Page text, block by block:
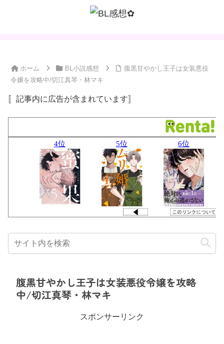
ホーム BL小説感想
腹黒甘やかし王子は女装悪役
令嬢を攻略中/切江真琴・林マキ
〚記事内に広告が含まれています〛
腹黒甘やかし王子は女装悪役令嬢を攻略
中/切江真琴・林マキ
スポンサーリンク